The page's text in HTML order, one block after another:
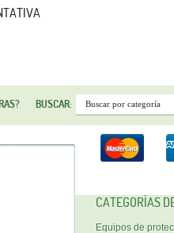
BUSCAR:
CATEGORÍAS
Equipos de